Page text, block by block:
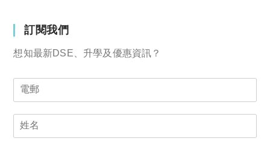
訂閱我們
想知最新DSE、升學及優惠資訊？